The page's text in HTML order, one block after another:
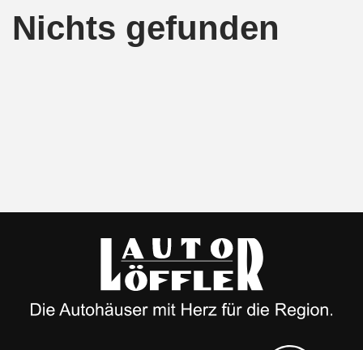
Nichts gefunden